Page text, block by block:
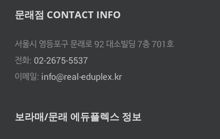
문래점 CONTACT INFO
서울시 영등포구 문래로 92 대소빌딩 7층 701호
전화: 02-2675-5537
이메일: info@real-eduplex.kr
보라매/문래 에듀플렉스 정보